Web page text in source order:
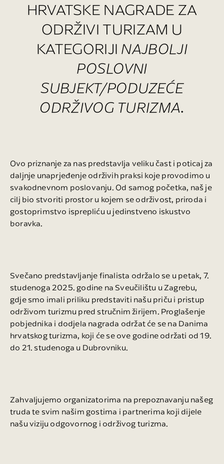
HRVATSKE NAGRADE ZA
ODRŽIVI TURIZAM U
KATEGORIJI NAJBOLJI
POSLOVNI
SUBJEKT/PODUZEĆE
ODRŽIVOG TURIZMA.
Ovo priznanje za nas predstavlja veliku čast i poticaj za
daljnje unaprjeđenje održivih praksi koje provodimo u
svakodnevnom poslovanju. Od samog početka, naš je
cilj bio stvoriti prostor u kojem se održivost, priroda i
gostoprimstvo isprepliću u jedinstveno iskustvo
boravka.
Svečano predstavljanje finalista održalo se u petak, 7.
studenoga 2025. godine na Sveučilištu u Zagrebu,
gdje smo imali priliku predstaviti našu priču i pristup
održivom turizmu pred stručnim žirijem. Proglašenje
pobjednika i dodjela nagrada održat će se na Danima
hrvatskog turizma, koji će se ove godine održati od 19.
do 21. studenoga u Dubrovniku.
Zahvaljujemo organizatorima na prepoznavanju našeg
truda te svim našim gostima i partnerima koji dijele
našu viziju odgovornog i održivog turizma.